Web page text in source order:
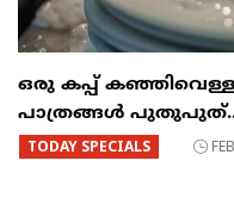
ഒരു കപ്പ് കഞ്ഞിവെള്ളം
പാത്രങ്ങൾ
TODAY SPECIALS